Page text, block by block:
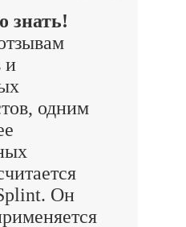
знать!
и
одним
Он